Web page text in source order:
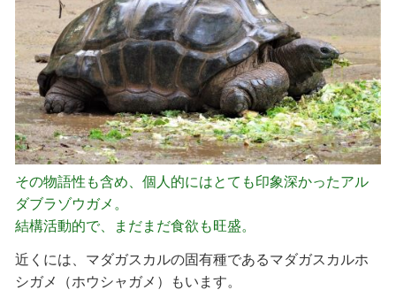
その物語性も含め、個人的にはとても印象深かったアル
ダブラゾウガメ。
結構活動的で、まだまだ食欲も旺盛。
近くには、マダガスカルの固有種であるマダガスカルホ
シガメ（ホウシャガメ）もいます。